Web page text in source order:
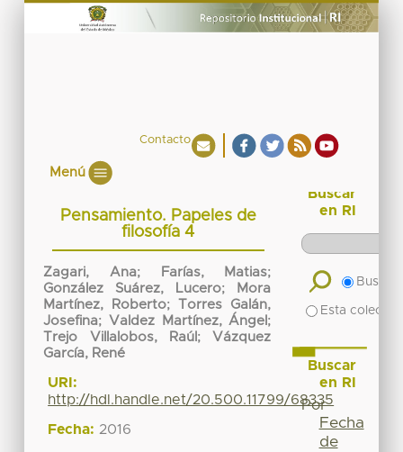
Contacto
Menú
Pensamiento. Papeles de
filosofía 4
Zagari, Ana; Farías, Matias;
González Suárez, Lucero;
Mora
Martínez, Roberto;
Torres Galán,
Josefina; Valdez Martínez, Ángel ;
Trejo Villalobos, Raúl ; Vázquez
García, René
URI:
http://hdl.handle.net/20.500.11799/68335
Fecha: 2016
Buscar
en RI
Buscar
Esta
Buscar
en RI
Por
Fecha
de